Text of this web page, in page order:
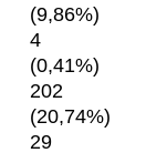
(9,86%)
4
(0,41%)
202
(20,74%)
29